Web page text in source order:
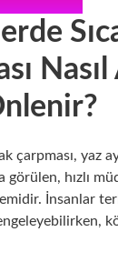
Nasıl
çarpması, yaz
görülen, hızlı
İnsanlar